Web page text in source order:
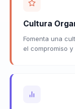
Cultura
Fomenta una
el compromiso